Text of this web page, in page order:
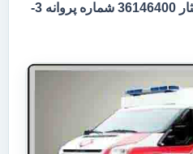
خصوصی همیاران سلامت ایثار 36146400 شماره پروانه 3-